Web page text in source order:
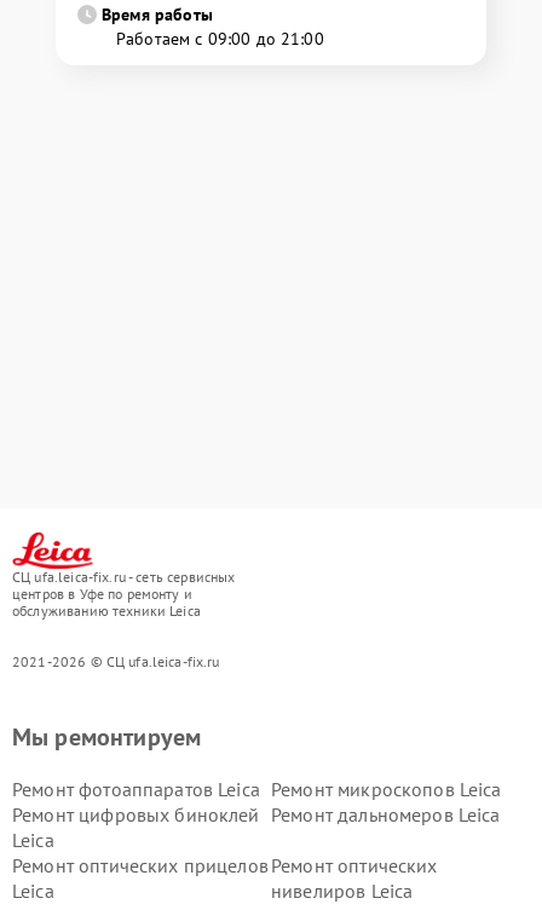
Время работы
Работаем с 09:00 до 21:00
СЦ ufa.leica-fix.ru - сеть сервисных
центров в Уфе по ремонту и
обслуживанию техники Leica
2021-2026 © СЦ ufa.leica-fix.ru
Мы ремонтируем
Ремонт фотоаппаратов Leica Ремонт микроскопов Leica
Ремонт цифровых биноклей
Leica
Ремонт дальномеров Leica
Ремонт оптических прицелов
Leica
Ремонт оптических
нивелиров Leica